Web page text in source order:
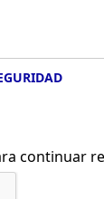
continuar